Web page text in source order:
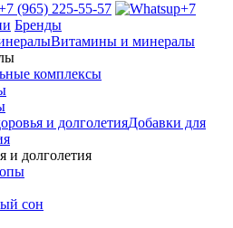
(965) 225-55-57
+7
Бренды
Витамины и минералы
комплексы
Добавки для
и долголетия
сон